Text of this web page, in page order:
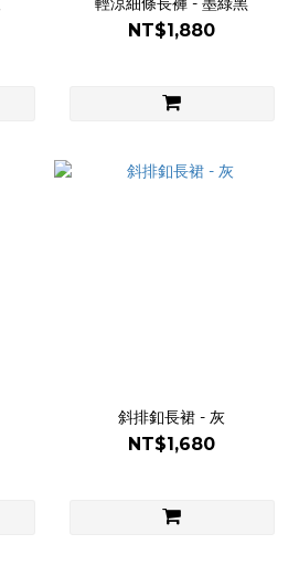
NT$1,880
斜排釦長裙 - 灰
NT$1,680